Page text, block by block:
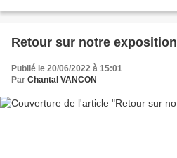
Retour sur notre exposition
Publié le 20/06/2022 à 15:01
Par Chantal VANCON